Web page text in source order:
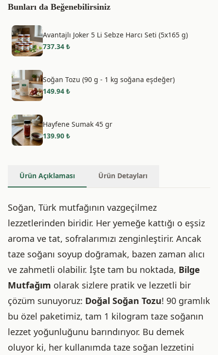
Bunları da Beğenebilirsiniz
Avantajlı Joker 5 Li Sebze Harcı Seti (5x165 g)
737.34 ₺
Soğan Tozu (90 g - 1 kg soğana eşdeğer)
149.94 ₺
Hayfene Sumak 45 gr
139.90 ₺
Ürün Açıklaması Ürün Detayları
Soğan, Türk mutfağının vazgeçilmez
lezzetlerinden biridir. Her yemeğe kattığı o eşsiz
aroma ve tat, sofralarımızı zenginleştirir. Ancak
taze soğanı soyup doğramak, bazen zaman alıcı
ve zahmetli olabilir. İşte tam bu noktada, Bilge
Mutfağım olarak sizlere pratik ve lezzetli bir
çözüm sunuyoruz: Doğal Soğan Tozu! 90 gramlık
bu özel paketimiz, tam 1 kilogram taze soğanın
lezzet yoğunluğunu barındırıyor. Bu demek
oluyor ki, her kullanımda taze soğan lezzetini